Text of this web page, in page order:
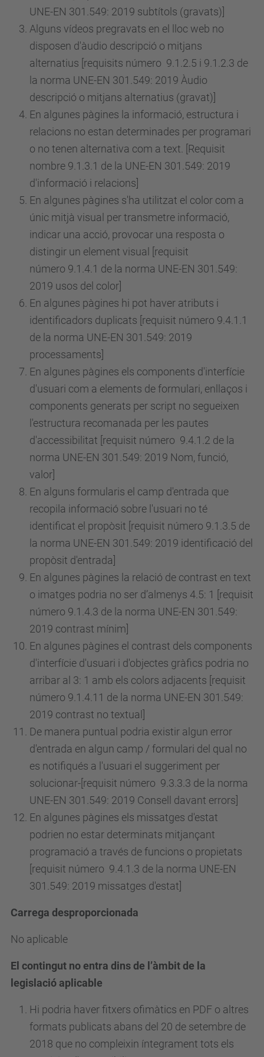
UNE-EN 301.549: 2019 subtítols (gravats)]
Alguns vídeos pregravats en el lloc web no
disposen d'àudio descripció o mitjans
alternatius [requisits número 9.1.2.5 i 9.1.2.3 de
la norma UNE-EN 301.549: 2019 Àudio
descripció o mitjans alternatius (gravat)]
En algunes pàgines la informació, estructura i
relacions no estan determinades per programari
o no tenen alternativa com a text. [Requisit
nombre 9.1.3.1 de la UNE-EN 301.549: 2019
d'informació i relacions]
En algunes pàgines s'ha utilitzat el color com a
únic mitjà visual per transmetre informació,
indicar una acció, provocar una resposta o
distingir un element visual [requisit
número 9.1.4.1 de la norma UNE-EN 301.549:
2019 usos del color]
En algunes pàgines hi pot haver atributs i
identificadors duplicats [requisit número 9.4.1.1
de la norma UNE-EN 301.549: 2019
processaments]
En algunes pàgines els components d'interfície
d'usuari com a elements de formulari, enllaços i
components generats per script no segueixen
l'estructura recomanada per les pautes
d'accessibilitat [requisit número 9.4.1.2 de la
norma UNE-EN 301.549: 2019 Nom, funció,
valor]
En alguns formularis el camp d'entrada que
recopila informació sobre l'usuari no té
identificat el propòsit [requisit número 9.1.3.5 de
la norma UNE-EN 301.549: 2019 identificació del
propòsit d'entrada]
En algunes pàgines la relació de contrast en text
o imatges podria no ser d’almenys 4.5: 1 [requisit
número 9.1.4.3 de la norma UNE-EN 301.549:
2019 contrast mínim]
En algunes pàgines el contrast dels components
d'interfície d'usuari i d'objectes gràfics podria no
arribar al 3: 1 amb els colors adjacents [requisit
número 9.1.4.11 de la norma UNE-EN 301.549:
2019 contrast no textual]
De manera puntual podria existir algun error
d'entrada en algun camp / formulari del qual no
es notifiqués a l'usuari el suggeriment per
solucionar-[requisit número 9.3.3.3 de la norma
UNE-EN 301.549: 2019 Consell davant errors]
En algunes pàgines els missatges d'estat
podrien no estar determinats mitjançant
programació a través de funcions o propietats
[requisit número 9.4.1.3 de la norma UNE-EN
301.549: 2019 missatges d'estat]
Carrega desproporcionada
No aplicable
El contingut no entra dins de l’àmbit de la
legislació aplicable
Hi podria haver fitxers ofimàtics en PDF o altres
formats publicats abans del 20 de setembre de
2018 que no compleixin íntegrament tots els